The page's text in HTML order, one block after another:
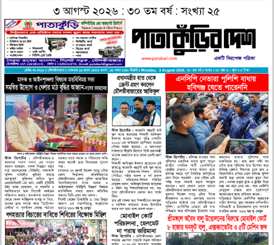
৩ আগস্ট ২০২৬ : ৩০ তম বর্ষ : সংখ্যা ২৫